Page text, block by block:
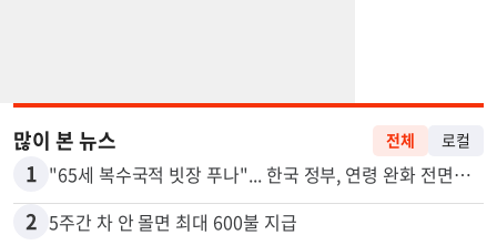
많이 본 뉴스
1